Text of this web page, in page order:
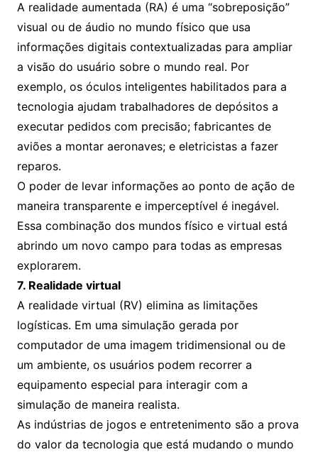
A realidade aumentada (RA) é uma “sobreposição”
visual ou de áudio no mundo físico que usa
informações digitais contextualizadas para ampliar
a visão do usuário sobre o mundo real. Por
exemplo, os óculos inteligentes habilitados para a
tecnologia ajudam trabalhadores de depósitos a
executar pedidos com precisão; fabricantes de
aviões a montar aeronaves; e eletricistas a fazer
reparos.
O poder de levar informações ao ponto de ação de
maneira transparente e imperceptível é inegável.
Essa combinação dos mundos físico e virtual está
abrindo um novo campo para todas as empresas
explorarem.
7. Realidade virtual
A realidade virtual (RV) elimina as limitações
logísticas. Em uma simulação gerada por
computador de uma imagem tridimensional ou de
um ambiente, os usuários podem recorrer a
equipamento especial para interagir com a
simulação de maneira realista.
As indústrias de jogos e entretenimento são a prova
do valor da tecnologia que está mudando o mundo